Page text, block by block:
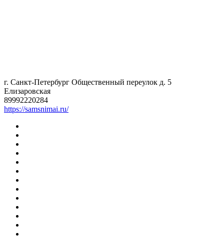
г. Санкт-Петербург Общественный переулок д. 5
Елизаровская
89992220284
https://samsnimai.ru/